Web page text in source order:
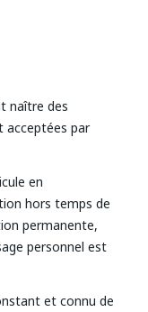
naître des
acceptées par
en
hors temps de
permanente,
personnel est
et connu de